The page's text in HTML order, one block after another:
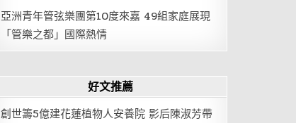
亞洲青年管弦樂團第10度來嘉 49組家庭展現
「管樂之都」國際熱情
好文推薦
創世籌5億建花蓮植物人安養院 影后陳淑芳帶